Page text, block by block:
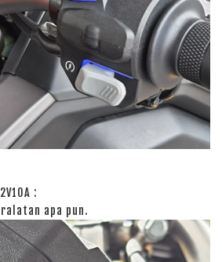
:
apa pun.